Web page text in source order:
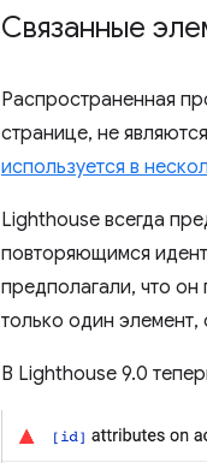
Связанные
Распространенная
странице, не
используется в
Lighthouse всегда
повторяющимся
предполагали, что он
только один элемент,
В Lighthouse 9.0